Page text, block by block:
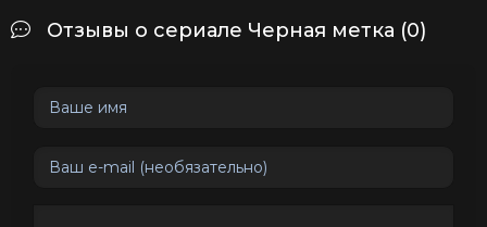
Отзывы о сериале Черная метка (0)